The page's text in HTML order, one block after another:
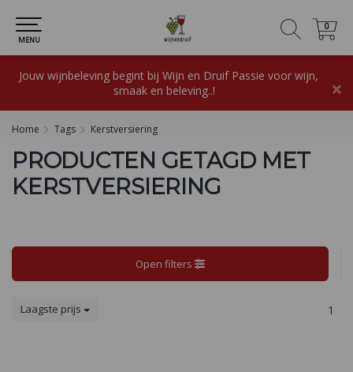
0
0
MENU
Jouw wijnbeleving begint bij Wijn en Druif Passie voor wijn,
smaak en beleving..!
×
Home Tags Kerstversiering
PRODUCTEN GETAGD MET
KERSTVERSIERING
Open filters
Laagste prijs 1